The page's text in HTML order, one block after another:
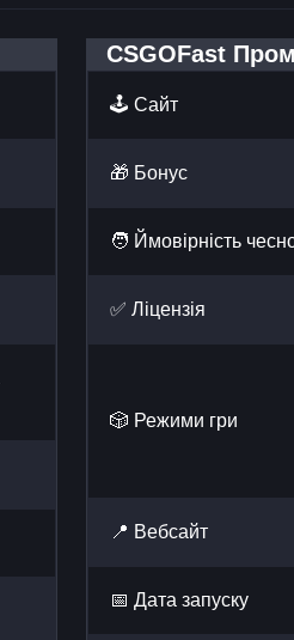
CSGOFast
🕹️ Сайт
🎁 Бонус
🧑 Ймовірність
✅ Ліцензія
🎲 Режими гри
📍 Вебсайт
📅 Дата запуску